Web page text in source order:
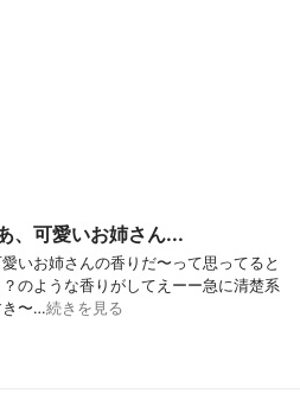
、可愛いお姉さん...
いお姉さんの香りだ〜って思ってると
のような香りがしてえーー急に清楚系
き〜…続きを見る